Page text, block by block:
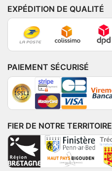
EXPÉDITION DE QUALITÉ
PAIEMENT SÉCURISÉ
FIER DE NOTRE TERRITOIRE